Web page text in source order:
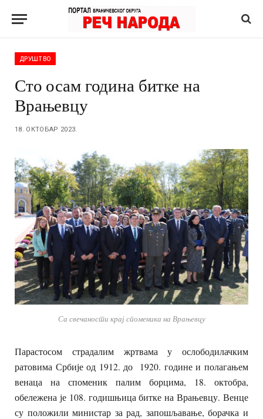
ДРУШТВО
Сто осам година битке на
Врањевцу
18. ОКТОБАР 2023.
Са свечаности крај споменика на Врањевцу
Парастосом страдалим жртвама у ослободилачким
ратовима Србије од 1912. до 1920. године и полагањем
венаца на споменик палим борцима, 18. октобра,
обележена је 108. годишњица битке на Врањевцу. Венце
су положили министар за рад, запошљавање, борачка и